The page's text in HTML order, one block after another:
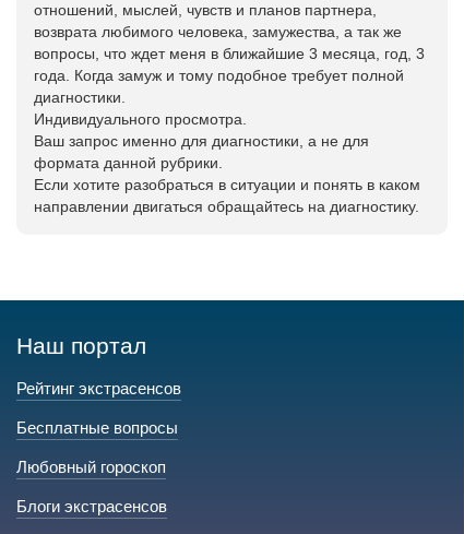
отношений, мыслей, чувств и планов партнера,
возврата любимого человека, замужества, а так же
вопросы, что ждет меня в ближайшие 3 месяца, год, 3
года. Когда замуж и тому подобное требует полной
диагностики.
Индивидуального просмотра.
Ваш запрос именно для диагностики, а не для
формата данной рубрики.
Если хотите разобраться в ситуации и понять в каком
направлении двигаться обращайтесь на диагностику.
Наш портал
Рейтинг экстрасенсов
Бесплатные вопросы
Любовный гороскоп
Блоги экстрасенсов